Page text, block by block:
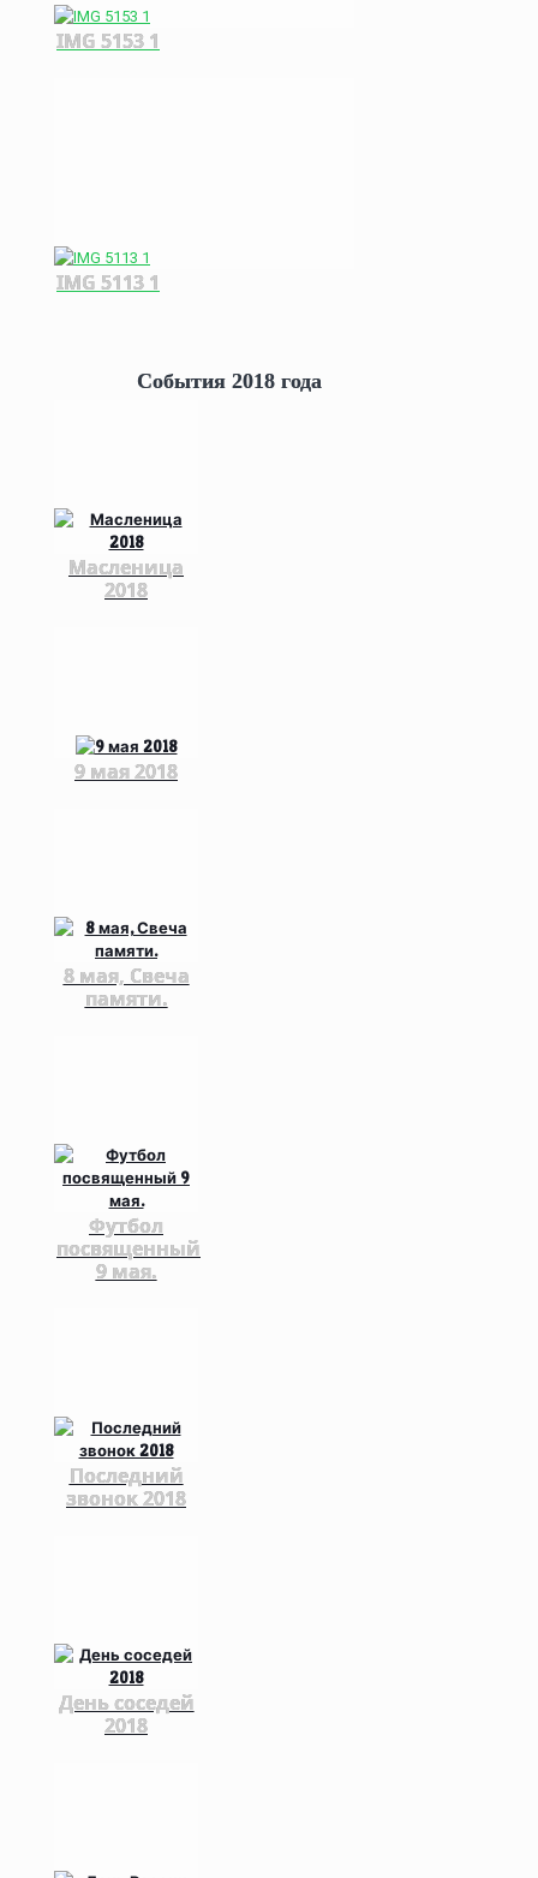
IMG 5153 1
IMG 5113 1
События 2018 года
Масленица
2018
9 мая 2018
8 мая, Свеча
памяти.
Футбол
посвященный
9 мая.
Последний
звонок 2018
День соседей
2018